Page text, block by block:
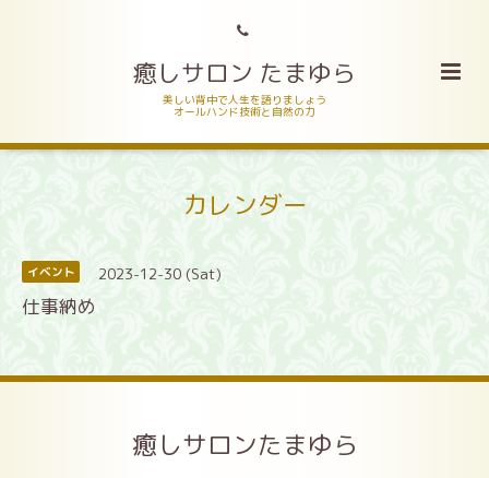
癒しサロン たまゆら
美しい背中で人生を語りましょう
オールハンド技術と自然の力
カレンダー
イベント 2023-12-30 (Sat)
仕事納め
癒しサロンたまゆら